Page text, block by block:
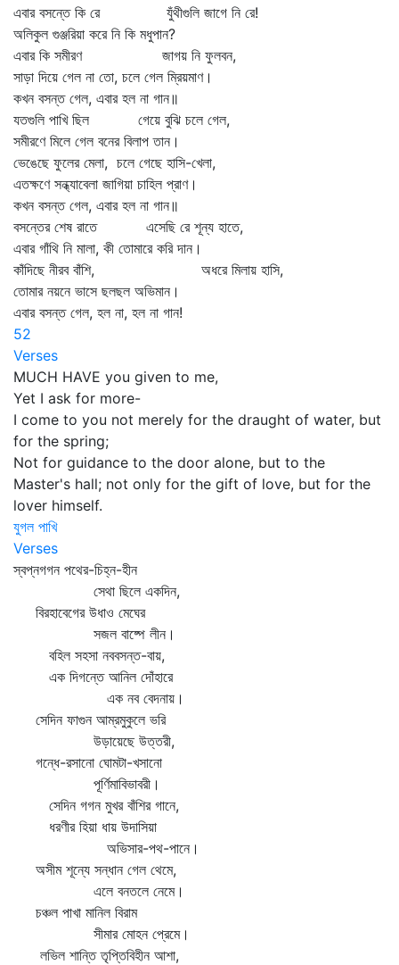
এবার বসন্তে কি রে যুঁথীগুলি জাগে নি রে!
অলিকুল গুঞ্জরিয়া করে নি কি মধুপান?
এবার কি সমীরণ জাগয় নি ফুলবন,
সাড়া দিয়ে গেল না তো, চলে গেল ম্রিয়মাণ।
কখন বসন্ত গেল, এবার হল না গান॥
যতগুলি পাখি ছিল গেয়ে বুঝি চলে গেল,
সমীরণে মিলে গেল বনের বিলাপ তান।
ভেঙেছে ফুলের মেলা, চলে গেছে হাসি-খেলা,
এতক্ষণে সন্ধ্যাবেলা জাগিয়া চাহিল প্রাণ।
কখন বসন্ত গেল, এবার হল না গান॥
বসন্তের শেষ রাতে এসেছি রে শূন্য হাতে,
এবার গাঁথি নি মালা, কী তোমারে করি দান।
কাঁদিছে নীরব বাঁশি, অধরে মিলায় হাসি,
তোমার নয়নে ভাসে ছলছল অভিমান।
এবার বসন্ত গেল, হল না, হল না গান!
52
Verses
MUCH HAVE you given to me,
Yet I ask for more-
I come to you not merely for the draught of water, but
for the spring;
Not for guidance to the door alone, but to the
Master's hall; not only for the gift of love, but for the
lover himself.
যুগল পাখি
Verses
স্বপ্নগগন পথের-চিহ্ন-হীন
সেথা ছিলে একদিন,
বিরহাবেগের উধাও মেঘের
সজল বাষ্পে লীন।
বহিল সহসা নববসন্ত-বায়,
এক দিগন্তে আনিল দোঁহারে
এক নব বেদনায়।
সেদিন ফাগুন আম্রমুকুলে ভরি
উড়ায়েছে উত্তরী,
গন্ধে-রসানো ঘোমটা-খসানো
পূর্ণিমাবিভাবরী।
সেদিন গগন মুখর বাঁশির গানে,
ধরণীর হিয়া ধায় উদাসিয়া
অভিসার-পথ-পানে।
অসীম শূন্যে সন্ধান গেল থেমে,
এলে বনতলে নেমে।
চঞ্চল পাখা মানিল বিরাম
সীমার মোহন প্রেমে।
লভিল শান্তি তৃপ্তিবিহীন আশা,